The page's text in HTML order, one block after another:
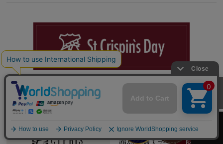
「大切な人に革を贈る日。
10月25日は、サンクリスピンデー」
カートへ